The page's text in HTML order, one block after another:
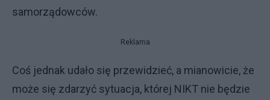
samorządowców.
Reklama
Coś jednak udało się przewidzieć, a mianowicie, że
może się zdarzyć sytuacja, której NIKT nie będzie